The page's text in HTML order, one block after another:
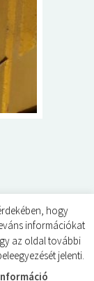
hogy
információkat
az oldal további
jelenti.